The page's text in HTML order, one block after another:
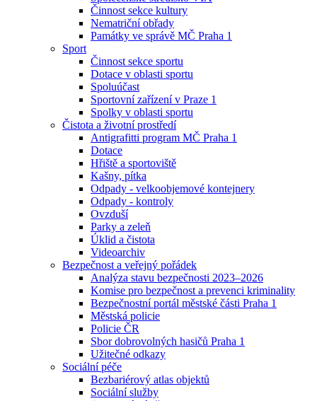
Činnost sekce kultury
Nematriční obřady
Památky ve správě MČ Praha 1
Sport
Činnost sekce sportu
Dotace v oblasti sportu
Spoluúčast
Sportovní zařízení v Praze 1
Spolky v oblasti sportu
Čistota a životní prostředí
Antigrafitti program MČ Praha 1
Dotace
Hřiště a sportoviště
Kašny, pítka
Odpady - velkoobjemové kontejnery
Odpady - kontroly
Ovzduší
Parky a zeleň
Úklid a čistota
Videoarchiv
Bezpečnost a veřejný pořádek
Analýza stavu bezpečnosti 2023–2026
Komise pro bezpečnost a prevenci kriminality
Bezpečnostní portál městské části Praha 1
Městská policie
Policie ČR
Sbor dobrovolných hasičů Praha 1
Užitečné odkazy
Sociální péče
Bezbariérový atlas objektů
Sociální služby